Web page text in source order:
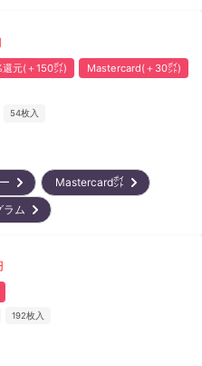
還元(＋150㌽) Mastercard(＋30㌽)
54枚入
ー
Mastercard㌽
ラム
192枚入